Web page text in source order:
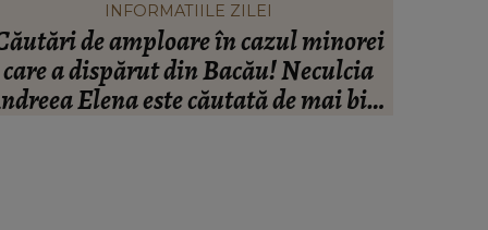
INFORMATIILE ZILEI
de amploare în cazul minorei
care a dispărut din Bacău! Neculcia
Elena este căutată de mai bine